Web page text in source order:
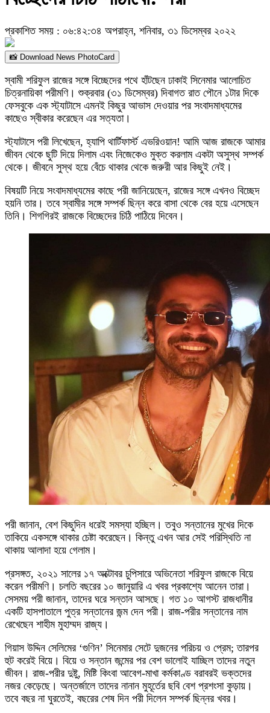
প্রকাশিত সময় : ০৬:৪২:৩৪ অপরাহ্ন, শনিবার, ৩১ ডিসেম্বর ২০২২
📸 Download News PhotoCard
স্বামী শরিফুল রাজের সঙ্গে বিচ্ছেদের পথে হাঁটছেন ঢাকাই সিনেমার আলোচিত
চিত্রনায়িকা পরীমণি। শুক্রবার (৩১ ডিসেম্বর) দিবাগত রাত পৌনে ১টার দিকে
ফেসবুকে এক স্ট্যাটাসে এমনই কিছুর আভাস দেওয়ার পর সংবাদমাধ্যমের
কাছেও স্বীকার করেছেন এর সত্যতা।
স্ট্যাটাসে পরী লিখেছেন, হ্যাপি থার্টিফার্স্ট এভরিওয়ান! আমি আজ রাজকে আমার
জীবন থেকে ছুটি দিয়ে দিলাম এবং নিজেকেও মুক্ত করলাম একটা অসুস্থ সম্পর্ক
থেকে। জীবনে সুস্থ হয়ে বেঁচে থাকার থেকে জরুরী আর কিছুই নেই।
বিষয়টি নিয়ে সংবাদমাধ্যমের কাছে পরী জানিয়েছেন, রাজের সঙ্গে এখনও বিচ্ছেদ
হয়নি তার। তবে স্বামীর সঙ্গে সম্পর্ক ছিন্ন করে বাসা থেকে বের হয়ে এসেছেন
তিনি। শিগগিরই রাজকে বিচ্ছেদের চিঠি পাঠিয়ে দিবেন।
পরী জানান, বেশ কিছুদিন ধরেই সমস্যা হচ্ছিল। তবুও সন্তানের মুখের দিকে
তাকিয়ে একসঙ্গে থাকার চেষ্টা করেছেন। কিন্তু এখন আর সেই পরিস্থিতি না
থাকায় আলাদা হয়ে গেলাম।
প্রসঙ্গত, ২০২১ সালের ১৭ অক্টোবর চুপিসারে অভিনেতা শরিফুল রাজকে বিয়ে
করেন পরীমণি। চলতি বছরের ১০ জানুয়ারি এ খবর প্রকাশ্যে আনেন তারা।
সেসময় পরী জানান, তাদের ঘরে সন্তান আসছে। গত ১০ আগস্ট রাজধানীর
একটি হাসপাতালে পুত্র সন্তানের জন্ম দেন পরী। রাজ-পরীর সন্তানের নাম
রেখেছেন শাহীম মুহাম্মদ রাজ্য।
গিয়াস উদ্দিন সেলিমের ‘গুণিন’ সিনেমার সেটে দুজনের পরিচয় ও প্রেম; তারপর
হুট করেই বিয়ে। বিয়ে ও সন্তান জন্মের পর বেশ ভালোই যাচ্ছিল তাদের নতুন
জীবন। রাজ-পরীর দুষ্টু, মিষ্টি কিংবা আবেগ-মাখা কর্মকাণ্ড বরাবরই ভক্তদের
নজর কেড়েছে। অন্তর্জালে তাদের নানান মুহূর্তের ছবি বেশ প্রশংসা কুড়ায়।
তবে বছর না ঘুরতেই, বছরের শেষ দিন পরী দিলেন সম্পর্ক ছিন্নর খবর।